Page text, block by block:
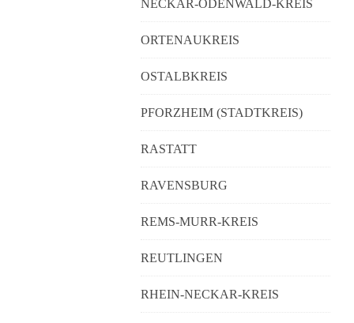
NECKAR-ODENWALD-KREIS
ORTENAUKREIS
OSTALBKREIS
PFORZHEIM (STADTKREIS)
RASTATT
RAVENSBURG
REMS-MURR-KREIS
REUTLINGEN
RHEIN-NECKAR-KREIS